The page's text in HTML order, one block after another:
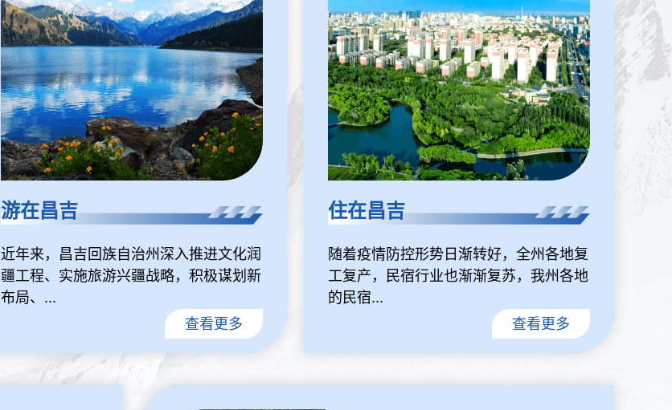
游在昌吉
近年来，昌吉回族自治州深入推进文化润
疆工程、实施旅游兴疆战略，积极谋划新
布局、...
查看更多
住在昌吉
随着疫情防控形势日渐转好，全州各地复
工复产，民宿行业也渐渐复苏，我州各地
的民宿...
查看更多